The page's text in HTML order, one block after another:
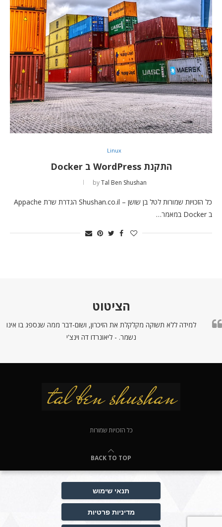
Linux
התקנת WordPress ב Docker
byTal Ben Shushan
כל הזכויות שמורות לטל בן שושן – Shushan.co.il הגדרת שרת Appache
ב Docker במאמר…
הציטוט
למידה ללא תשוקה מקלקלת את הזיכרון, ושום-דבר ממה שנספג בו אינו
נשמר. - ליאונרדו דה וינצ'י
כל הזכויות שמורות
BACK TO TOP
תנאי שימוש
מדיניות פרטיות